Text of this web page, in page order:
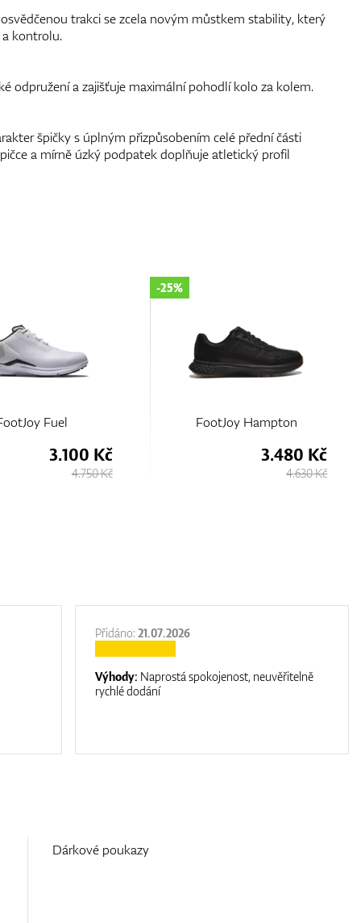
trakci se zcela novým můstkem stability, který
kontrolu.
odpružení a zajišťuje maximální pohodlí kolo za kolem.
špičky s úplným přizpůsobením celé přední části
a mírně úzký podpatek doplňuje atletický profil
Hampton
3.480 Kč
4.630 Kč
FootJoy Pulse
-25%
2.900 Kč
3.880 Kč
Přidáno:21.07.2026
Výhody: Naprostá spokojenost, neuvěřitelně
rychlé dodání
Dárkové poukazy